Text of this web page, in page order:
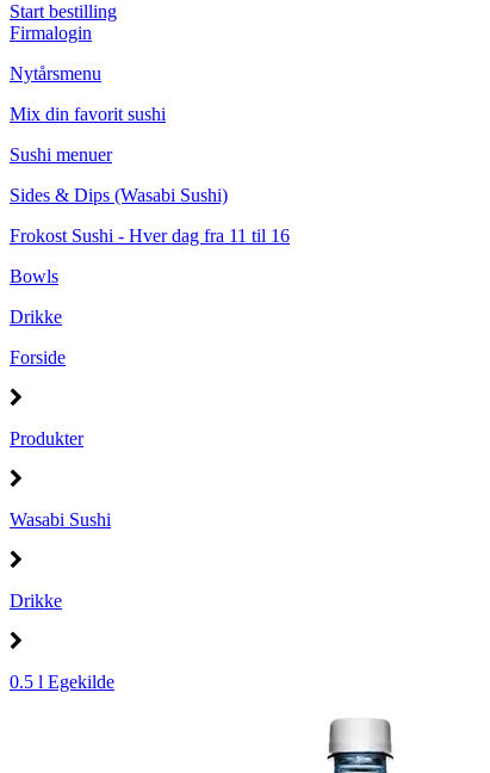
Start bestilling
Firmalogin
Nytårsmenu
Mix din favorit sushi
Sushi menuer
Sides & Dips (Wasabi Sushi)
Frokost Sushi - Hver dag fra 11 til 16
Bowls
Drikke
Forside
Produkter
Wasabi Sushi
Drikke
0.5 l Egekilde